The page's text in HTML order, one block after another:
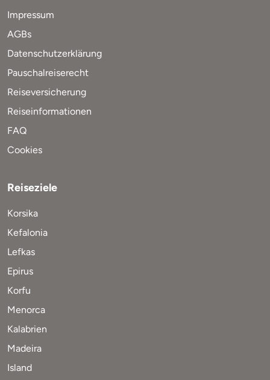
Impressum
AGBs
Datenschutzerklärung
Pauschalreiserecht
Reiseversicherung
Reiseinformationen
FAQ
Cookies
Reiseziele
Korsika
Kefalonia
Lefkas
Epirus
Korfu
Menorca
Kalabrien
Madeira
Island